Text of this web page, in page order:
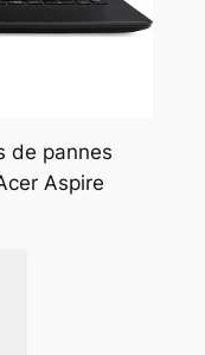
de pannes
Aspire